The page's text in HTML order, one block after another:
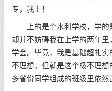
专，我上！
上的是个水利学校，学的
却并不妨碍我在上学的两年
学金。毕竟，我是基础超扎
不理想，但就是这个极不理
多省份同学组成的班级里依然